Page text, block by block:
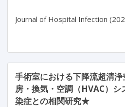
Journal of Hospital Infection
手術室における下降流超清
房・換気・空調（HVAC）シ
染症との相関研究★